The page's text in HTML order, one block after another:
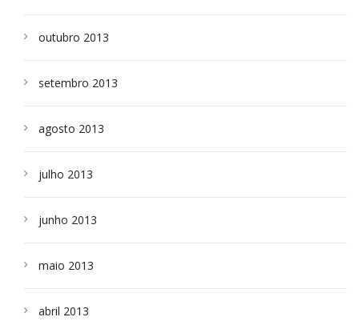
outubro 2013
setembro 2013
agosto 2013
julho 2013
junho 2013
maio 2013
abril 2013